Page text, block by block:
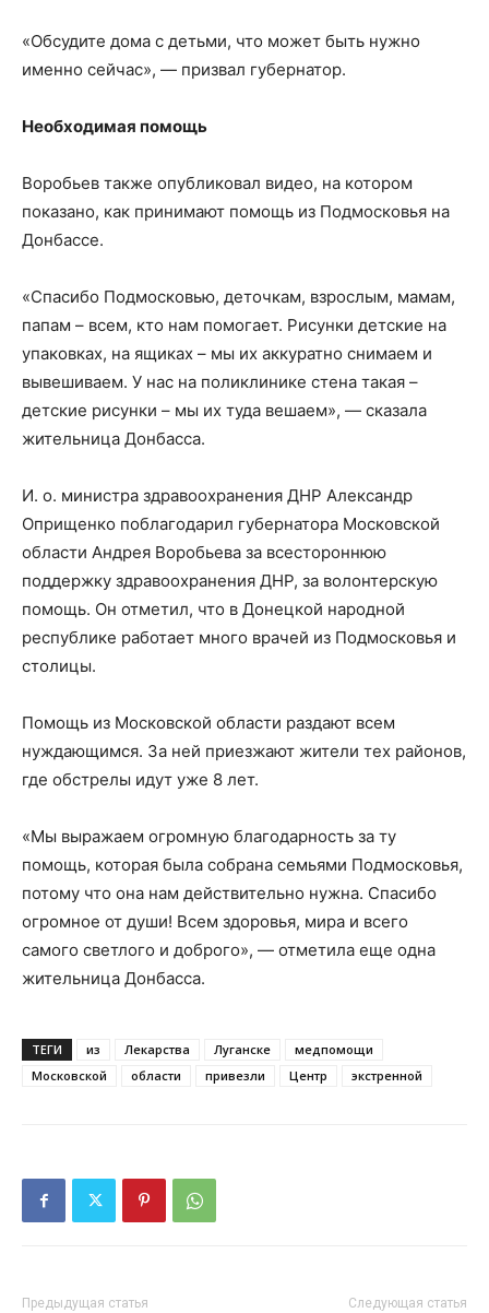
«Обсудите дома с детьми, что может быть нужно
именно сейчас», — призвал губернатор.
Необходимая помощь
Воробьев также опубликовал видео, на котором
показано, как принимают помощь из Подмосковья на
Донбассе.
«Спасибо Подмосковью, деточкам, взрослым, мамам,
папам – всем, кто нам помогает. Рисунки детские на
упаковках, на ящиках – мы их аккуратно снимаем и
вывешиваем. У нас на поликлинике стена такая –
детские рисунки – мы их туда вешаем», — сказала
жительница Донбасса.
И. о. министра здравоохранения ДНР Александр
Оприщенко поблагодарил губернатора Московской
области Андрея Воробьева за всестороннюю
поддержку здравоохранения ДНР, за волонтерскую
помощь. Он отметил, что в Донецкой народной
республике работает много врачей из Подмосковья и
столицы.
Помощь из Московской области раздают всем
нуждающимся. За ней приезжают жители тех районов,
где обстрелы идут уже 8 лет.
«Мы выражаем огромную благодарность за ту
помощь, которая была собрана семьями Подмосковья,
потому что она нам действительно нужна. Спасибо
огромное от души! Всем здоровья, мира и всего
самого светлого и доброго», — отметила еще одна
жительница Донбасса.
ТЕГИ из Лекарства Луганске
медпомощи
Московской
области привезли Центр экстренной
Предыдущая статья Следующая статья